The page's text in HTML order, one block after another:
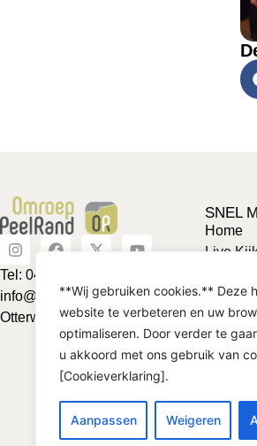
**Wij gebruiken cookies.** Deze
website te verbeteren en uw
optimaliseren. Door verder te
u akkoord met ons gebruik van
[Cookieverklaring].
Aanpassen Weigeren
Tel: 0492-463624
info@omroeppeelrand.nl
Otterweg 25 5741BC
SNEL
Home
Live
Club
Contact